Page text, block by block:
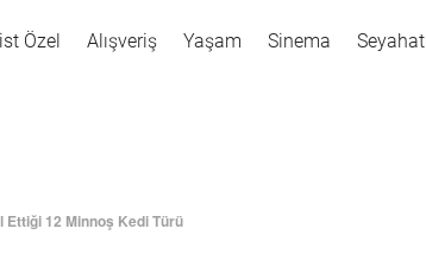
Özel Alışveriş Yaşam Sinema Seyahat
12 Minnoş Kedi Türü